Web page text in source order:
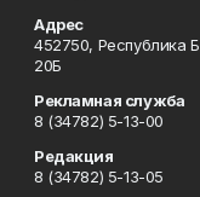
Адрес
452750, Республика
20Б
Рекламная служба
8 (34782) 5-13-00
Редакция
8 (34782) 5-13-05